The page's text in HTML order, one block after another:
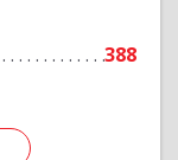
388